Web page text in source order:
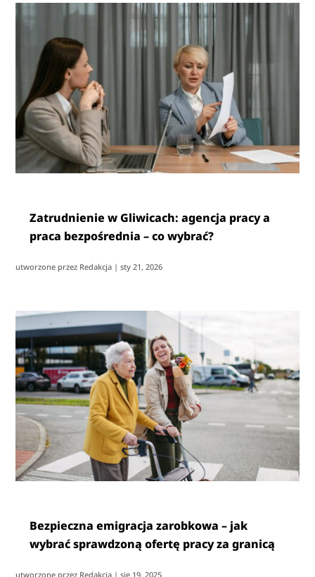
Zatrudnienie w Gliwicach: agencja pracy a
praca bezpośrednia – co wybrać?
utworzone przez Redakcja |sty 21, 2026
Bezpieczna emigracja zarobkowa – jak
wybrać sprawdzoną ofertę pracy za granicą
utworzone przez Redakcja |sie 19, 2025